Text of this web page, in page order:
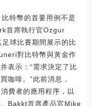
特幣的首要用例不是
首席執行官Ozgur
球比賽期間展示的比
對比特幣與黃金作
表示：“需求決定了比
咖啡。”此前消息，
費者的應用程序，以
Bakkt首席產品官Mike